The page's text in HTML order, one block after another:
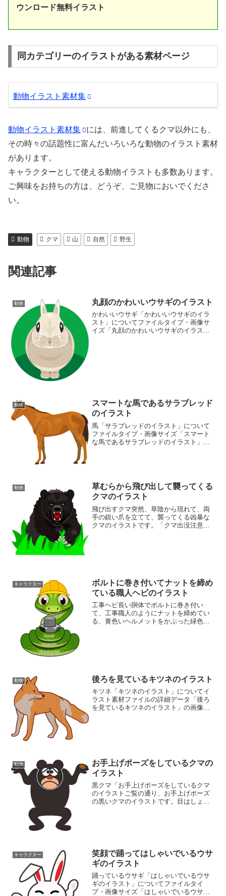
ウンロード無料イラスト
同カテゴリーのイラストがある素材ページ
動物イラスト素材集
動物イラスト素材集
には、前進してくるクマ以外にも、
その時々の話題性に富んだいろいろな動物のイラスト素材
があります。
キャラクターとして使える動物イラストも多数あります。
ご興味をお持ちの方は、どうぞ、ご見物においでくださ
い。
動物 クマ 山 自然 野生
関連記事
動物 丸顔のかわいいウサギのイラスト
かわいいウサギ「かわいいウサギのイラ
スト」についてファイルタイプ・画像サ
イズ「丸顔のかわいいウサギのイラス
動物
スマートな馬であるサラブレッド
のイラスト
馬「サラブレッドのイラスト」について
ファイルタイプ・画像サイズ「スマート
な馬であるサラブレッドのイラスト」の
動物
草むらから飛び出して襲ってくる
クマのイラスト
飛び出すクマ突然、草陰から現れて、両
手の鋭い爪を立てて、襲ってくる凶暴な
クマのイラストです。「クマ出没注意」
キャラクター
ボルトに巻き付いてナットを締め
ている職人ヘビのイラスト
工事ヘビ長い胴体でボルトに巻き付い
て、工事職人のようにナットを締めてい
る、黄色いヘルメットをかぶった緑色の
動物 後ろを見ているキツネのイラスト
キツネ「キツネのイラスト」についてイ
ラスト素材ファイルの詳細データ「後ろ
を見ているキツネのイラスト」の画像フ
動物
お手上げポーズをしているクマの
イラスト
黒クマ「お手上げポーズをしているクマ
のイラストご覧の通り、お手上げポーズ
の黒いクマのイラストです。目はしょぼ
キャラクター
笑顔で踊ってはしゃいでいるウサ
ギのイラスト
踊っているウサギ「はしゃいでいるウサ
ギのイラスト」についてファイルタイ
プ・画像サイズ「はしゃいでいるウサギ